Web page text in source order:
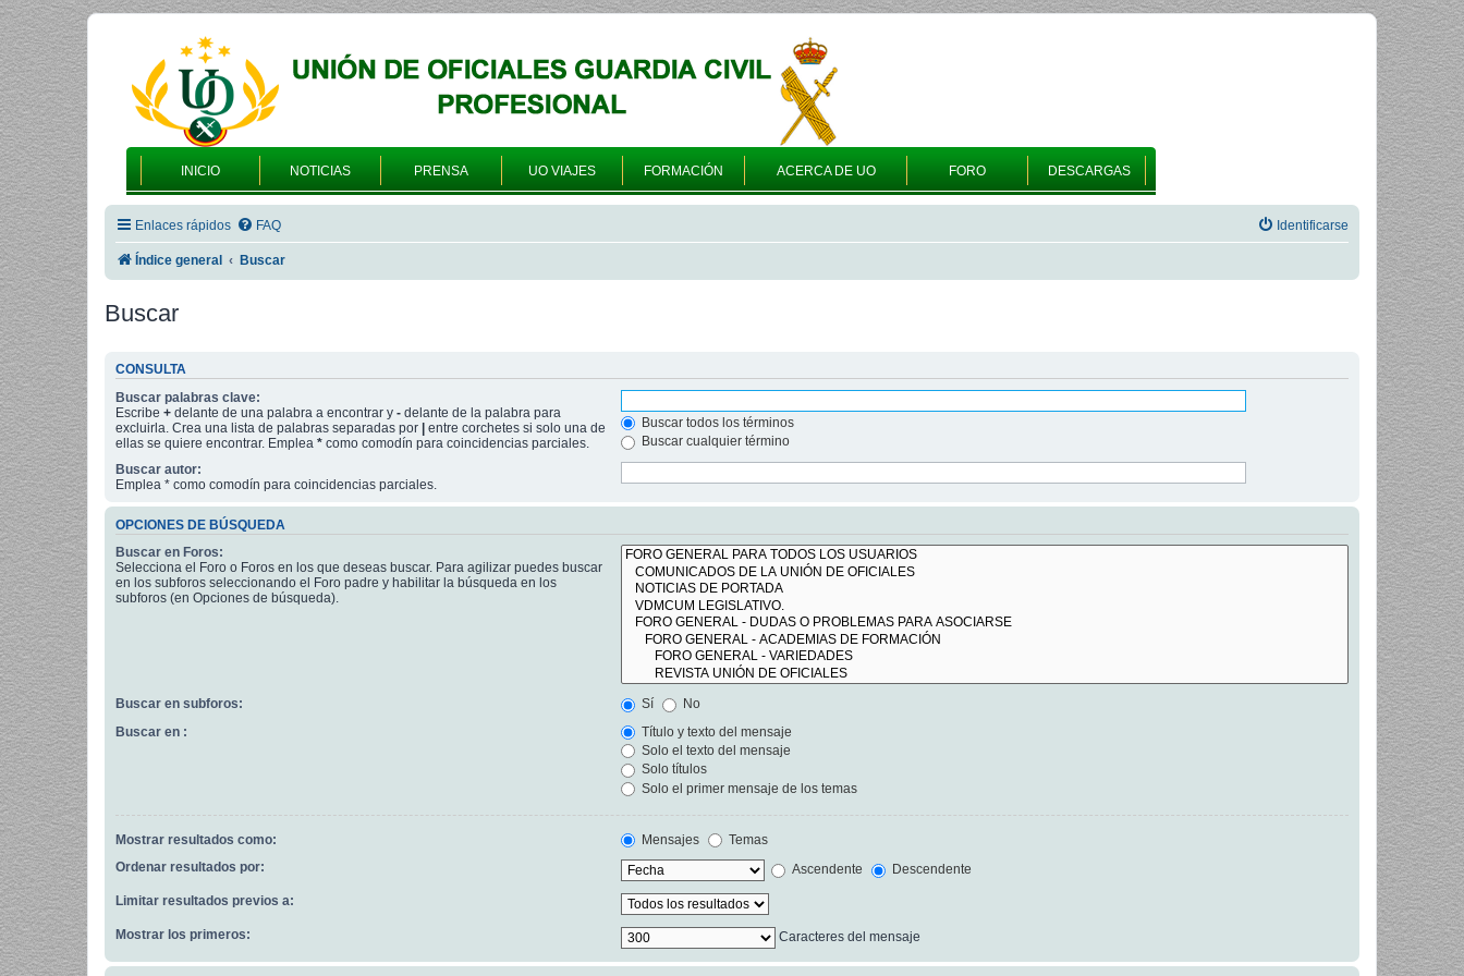
INICIO NOTICIAS PRENSA UO VIAJES FORMACIÓN ACERCA DE UO FORO DESCARGAS
Enlaces rápidos FAQ Identificarse
Índice general Buscar
Buscar
CONSULTA
Buscar palabras clave:
Escribe + delante de una palabra a encontrar y - delante de la palabra para
excluirla. Crea una lista de palabras separadas por
entre corchetes si solo una de
ellas se quiere encontrar. Emplea * como comodín para coincidencias parciales.
Buscar todos los términos
Buscar cualquier término
Buscar autor:
Emplea * como comodín para coincidencias parciales.
OPCIONES DE BÚSQUEDA
Buscar en Foros:
Selecciona el Foro o Foros en los que deseas buscar. Para agilizar puedes buscar
en los subforos seleccionando el Foro padre y habilitar la búsqueda en los
subforos (en Opciones de búsqueda).
Buscar en subforos: Sí
No
Buscar en :
Título y texto del mensaje
Solo el texto del mensaje
Solo títulos
Solo el primer mensaje de los temas
Mostrar resultados como: Mensajes
Temas
Ordenar resultados por:
Ascendente Descendente
Limitar resultados previos a:
Mostrar los primeros: Caracteres del mensaje